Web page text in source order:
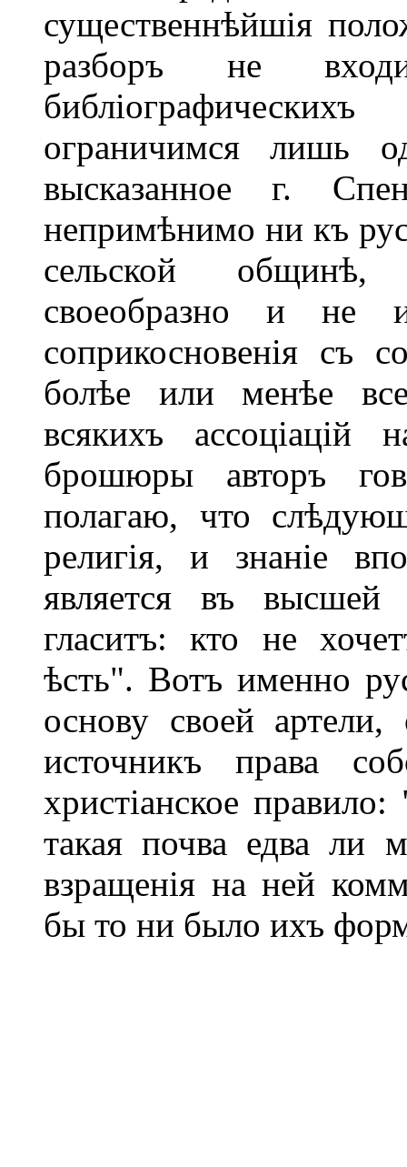
существеннѣйшія
разборъ не
ограничимся лишь
высказанное г.
непримѣнимо ни къ
сельской общинѣ,
своеобразно и не
соприкосновенія съ
болѣе или менѣе
всякихъ
брошюры авторъ
полагаю, что
религія, и знаніе
является въ высшей
гласитъ: кто не
ѣсть". Вотъ именно
основу своей
источникъ права
христіанское
такая почва едва ли
взращенія на ней
бы то ни было ихъ